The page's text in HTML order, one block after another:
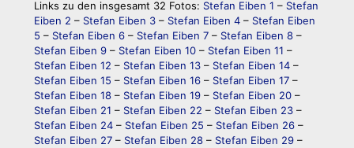
Links zu den insgesamt 32 Fotos: Stefan Eiben 1 – Stefan
Eiben 2 – Stefan Eiben 3 – Stefan Eiben 4 – Stefan Eiben
5 – Stefan Eiben 6 – Stefan Eiben 7 – Stefan Eiben 8 –
Stefan Eiben 9 – Stefan Eiben 10 – Stefan Eiben 11 –
Stefan Eiben 12 – Stefan Eiben 13 – Stefan Eiben 14 –
Stefan Eiben 15 – Stefan Eiben 16 – Stefan Eiben 17 –
Stefan Eiben 18 – Stefan Eiben 19 – Stefan Eiben 20 –
Stefan Eiben 21 – Stefan Eiben 22 – Stefan Eiben 23 –
Stefan Eiben 24 – Stefan Eiben 25 – Stefan Eiben 26 –
Stefan Eiben 27 – Stefan Eiben 28 – Stefan Eiben 29 –